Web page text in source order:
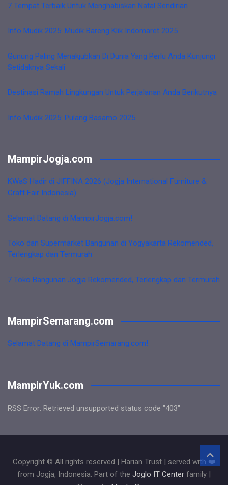
7 Tempat Terbaik Untuk Menghabiskan Natal Sendirian
Info Mudik 2025: Mudik Bareng Klik Indomaret 2025
Gunung Paling Menakjubkan Di Dunia Yang Perlu Anda Kunjungi
Setidaknya Sekali
Destinasi Ramah Lingkungan Untuk Perjalanan Anda Berikutnya
Info Mudik 2025: Pulang Basamo 2025
MampirJogja.com
KWaS Hadir di JIFFINA 2026 (Jogja International Furniture &
Craft Fair Indonesia)
Selamat Datang di MampirJogja.com!
Toko dan Supermarket Bangunan di Yogyakarta Rekomended,
Terlengkap dan Termurah
7 Toko Bangunan Jogja Rekomended, Terlengkap dan Termurah
MampirSemarang.com
Selamat Datang di MampirSemarang.com!
MampirYuk.com
RSS Error: Retrieved unsupported status code "403"
Copyright © All rights reserved | Harian Trust | served with ❤️
from Jogja, Indonesia. Part of the Joglo IT Center family |